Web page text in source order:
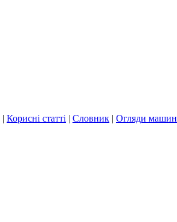
| Корисні статті | Словник | Огляди машин